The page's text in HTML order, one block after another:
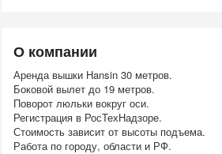
О компании
Аренда вышки Hansin 30 метров.
Боковой вылет до 19 метров.
Поворот люльки вокруг оси.
Регистрация в РосТехНадзоре.
Стоимость зависит от высоты подъема.
Работа по городу, области и РФ.